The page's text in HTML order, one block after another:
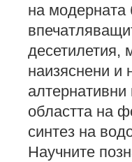
на модерната
десетилетия,
наизяснени и
алтернативни
областта на
синтез на
Научните